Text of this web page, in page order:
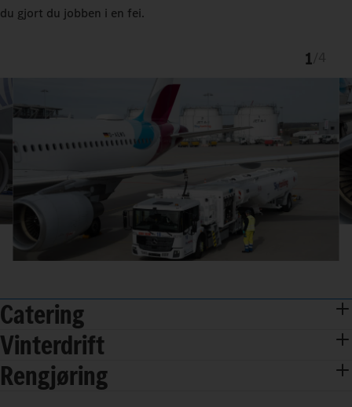
du gjort du jobben i en fei.
1
Catering
Vinterdrift
Rengjøring